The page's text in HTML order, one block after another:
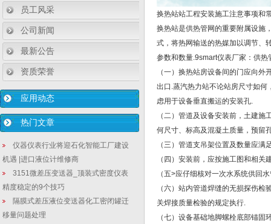
员工风采
公司新闻
最新公告
资质荣誉
应用动态
热门文章
仪器仪表行业将迎石化智能工厂建设
机遇 |进口液位计维修商
3151微差压变送器_顶装式密度仪表
精度稳定的9个技巧
隔膜式差压液位变送器化工密闭罐迁
移量问题处理
换热站站工程安装施工注意事项和
换热站是供热管网的重要附属设施
式，将热网输送的热媒加以调节、
参数和数量.9smart仪表厂家：供
（一）换热站房设备间的门应向
出口.蒸汽热力站不论站房尺寸如
虑用于设备垂直搬运的安装孔.
（二）管道及设备安装前，土建
何尺寸、标高及混凝土质量，预留
（三）管道支吊架位置及数量应满
（四）安装前，应按施工图和相
（五>应仔细核对一次水系统供回
（六）站内管道焊缝的无损探伤
关焊接质量检验的规定执行.
（七）设备基础地脚螺栓底部锚